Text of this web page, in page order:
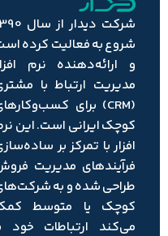
شرکت دیدار از سال 1390
شروع به فعالیت کرده است
و ارائه‌دهنده نرم‌ افزار
مدیریت ارتباط با مشتری
(CRM) برای کسب‌وکارهای
کوچک ایرانی است. این نرم‌
افزار با تمرکز بر ساده‌سازی
فرآیندهای مدیریت فروش
طراحی شده و به شرکت‌های
کوچک یا متوسط کمک
می‌کند ارتباطات خود با